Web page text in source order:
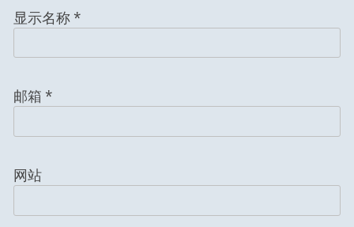
显示名称 *
邮箱 *
网站